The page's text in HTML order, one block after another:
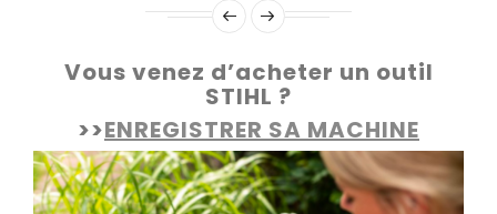
Vous venez d’acheter un outil
STIHL ?
>>ENREGISTRER SA MACHINE